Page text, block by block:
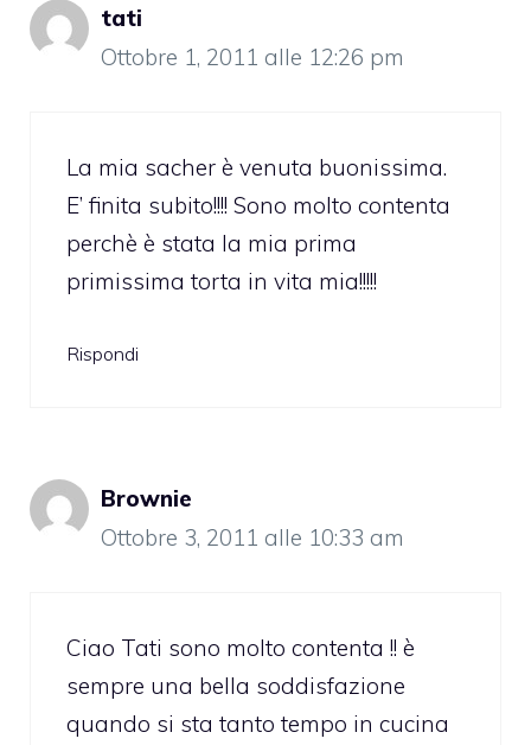
tati
Ottobre 1, 2011 alle 12:26 pm
La mia sacher è venuta buonissima.
E’ finita subito!!!! Sono molto contenta
perchè è stata la mia prima
primissima torta in vita mia!!!!!
Rispondi
Brownie
Ottobre 3, 2011 alle 10:33 am
Ciao Tati sono molto contenta !! è
sempre una bella soddisfazione
quando si sta tanto tempo in cucina